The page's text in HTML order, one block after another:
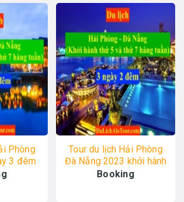
Phòng
3 đêm
Tour du lịch Hải Phòng
Đà Nẵng 2023 khởi hành
hàng tuần, 0934.247.166
Booking